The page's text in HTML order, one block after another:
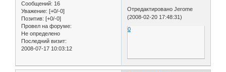
Сообщений: 16
Уважение: [+0/-0]
Позитив: [+0/-0]
Провел на форуме:
Не определено
Последний визит:
2008-07-17 10:03:12
Отредактировано Jerome
(2008-02-20 17:48:31)
0